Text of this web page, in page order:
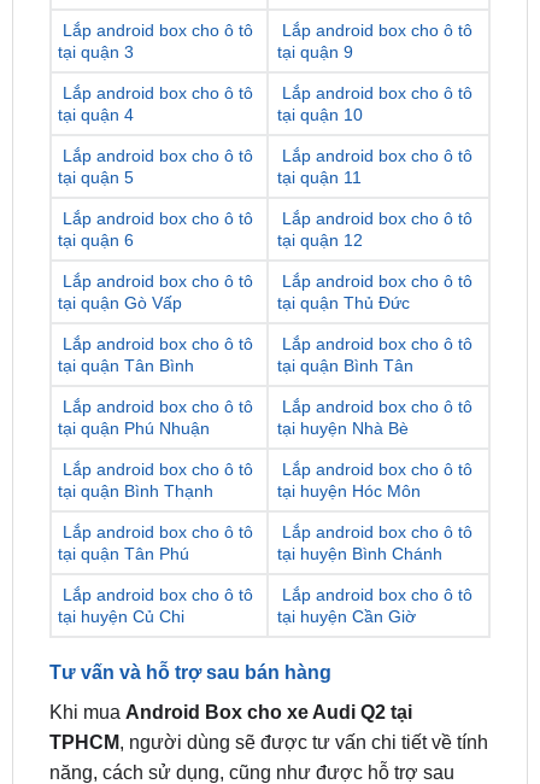
Lắp android box cho ô tô
tại quận 4
Lắp android box cho ô tô
tại quận 10
Lắp android box cho ô tô
tại quận 5
Lắp android box cho ô tô
tại quận 11
Lắp android box cho ô tô
tại quận 6
Lắp android box cho ô tô
tại quận 12
Lắp android box cho ô tô
tại quận Gò Vấp
Lắp android box cho ô tô
tại quận Thủ Đức
Lắp android box cho ô tô
tại quận Tân Bình
Lắp android box cho ô tô
tại quận Bình Tân
Lắp android box cho ô tô
tại quận Phú Nhuận
Lắp android box cho ô tô
tại huyện Nhà Bè
Lắp android box cho ô tô
tại quận Bình Thạnh
Lắp android box cho ô tô
tại huyện Hóc Môn
Lắp android box cho ô tô
tại quận Tân Phú
Lắp android box cho ô tô
tại huyện Bình Chánh
Lắp android box cho ô tô
tại huyện Củ Chi
Lắp android box cho ô tô
tại huyện Cần Giờ
Tư vấn và hỗ trợ sau bán hàng
TPHCM , người dùng sẽ được tư vấn chi tiết về tính
năng, cách sử dụng, cũng như được hỗ trợ sau
bán hàng, bảo hành và bảo dưỡng định kỳ để đảm
bảo hệ thống hoạt động ổn định và hiệu quả trong